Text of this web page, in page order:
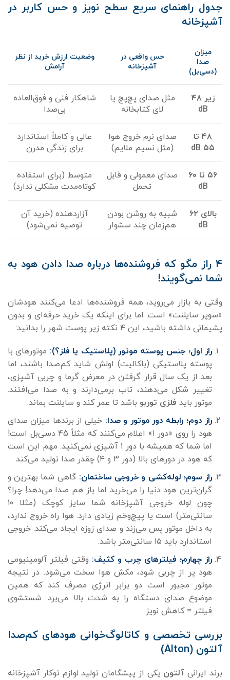
جدول راهنمای سریع سطح نویز و حس کاربر در
آشپزخانه
میزان
صدا
(دسی‌بل)
حس واقعی در
آشپزخانه
وضعیت ارزش خرید از نظر
آرامش
زیر ۴۸
dB
مثل صدای پچ‌پچ یا
لای کتابخانه
شاهکار فنی و فوق‌العاده
بی‌صدا
۴۸ تا
۵۵ dB
صدای نرم خروج هوا
(مثل نسیم ملایم)
عالی و کاملاً استاندارد
برای زندگی مدرن
۵۶ تا ۶۰
dB
صدای معمولی و قابل
تحمل
متوسط (برای استفاده
کوتاه‌مدت مشکلی ندارد)
بالای ۶۲
dB
شبیه به روشن بودن
هم‌زمان چند سشوار
آزاردهنده (خرید آن
توصیه نمی‌شود)
۴ راز مگو که فروشنده‌ها درباره صدا دادن هود به
شما نمی‌گویند!
وقتی به بازار می‌روید، همه فروشنده‌ها ادعا می‌کنند هودشان
«سوپر سایلنت» است. اما برای اینکه یک خرید حرفه‌ای و بدون
پشیمانی داشته باشید، این ۴ نکته زیر پوست شهر را بدانید:
راز اول؛ جنس پوسته موتور (پلاستیک یا فلز؟): موتورهای با
پوسته پلاستیکی (باکالیت) اولش شاید کم‌صدا باشند، اما
بعد از یک سال قرار گرفتن در معرض گرما و چربی آشپزی،
تغییر شکل می‌دهند، تاب برمی‌دارند و به صدا می‌افتند.
موتور باید فلزی توربو باشد تا عمر کند و سایلنت بماند.
راز دوم؛ رابطه دور موتور و صدا: خیلی از برندها میزان صدای
هود را روی «دور ۱» اعلام می‌کنند که مثلاً ۴5 دسی‌بل است!
اما شما که همیشه با دور ۱ آشپزی نمی‌کنید. مهم این است
که هود در دورهای بالا (دور ۳ و ۴) چقدر صدا تولید می‌کند.
راز سوم؛ لوله‌کشی و خروجی ساختمان: گاهی شما بهترین و
گران‌ترین هود دنیا را می‌خرید اما باز هم صدا می‌دهد! چرا؟
چون لوله خروجی آشپزخانه شما سایز کوچک (مثلا ۱۰
سانتی‌متر) است یا پیچ‌وخم زیادی دارد. هوا راه خروج ندارد،
به داخل موتور پس می‌زند و صدای زوزه ایجاد می‌کند. خروجی
استاندارد باید ۱۵ سانتی‌متر باشد.
راز چهارم؛ فیلترهای چرب و کثیف: وقتی فیلتر آلومینیومی
هود پر از چربی شود، مکش هوا سخت می‌شود. در نتیجه
موتور مجبور است دو برابر انرژی مصرف کند که همین
موضوع صدای دستگاه را به شدت بالا می‌برد. شستشوی
فیلتر = کاهش نویز.
بررسی تخصصی و کاتالوگ‌خوانی هودهای کم‌صدا
آلتون (Alton)
برند ایرانی آلتون یکی از پیشگامان تولید لوازم توکار آشپزخانه